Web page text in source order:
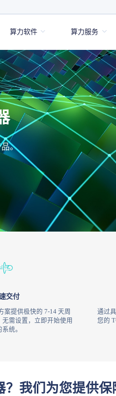
算力软件 算力服务
。
交付
案提供极快的 7-14 天周
需设置，立即开始使用
系统。
通过
您的
？我们为您提供保